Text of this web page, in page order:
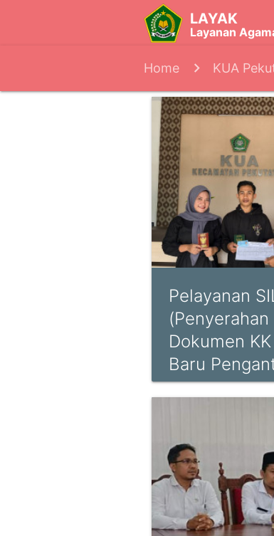
LAYAK
Layanan
Home KUA
Pelayanan
(Penyerahan
Dokumen
Baru